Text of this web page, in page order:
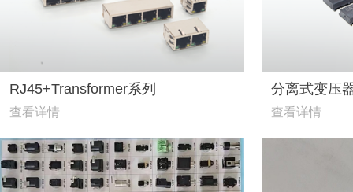
RJ45+Transformer系列
查看详情
分离式变压
查看详情